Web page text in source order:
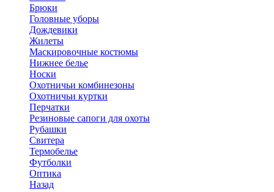
Брюки
Головные уборы
Дождевики
Жилеты
Маскировочные костюмы
Нижнее белье
Носки
Охотничьи комбинезоны
Охотничьи куртки
Перчатки
Резиновые сапоги для охоты
Рубашки
Свитера
Термобелье
Футболки
Оптика
Назад